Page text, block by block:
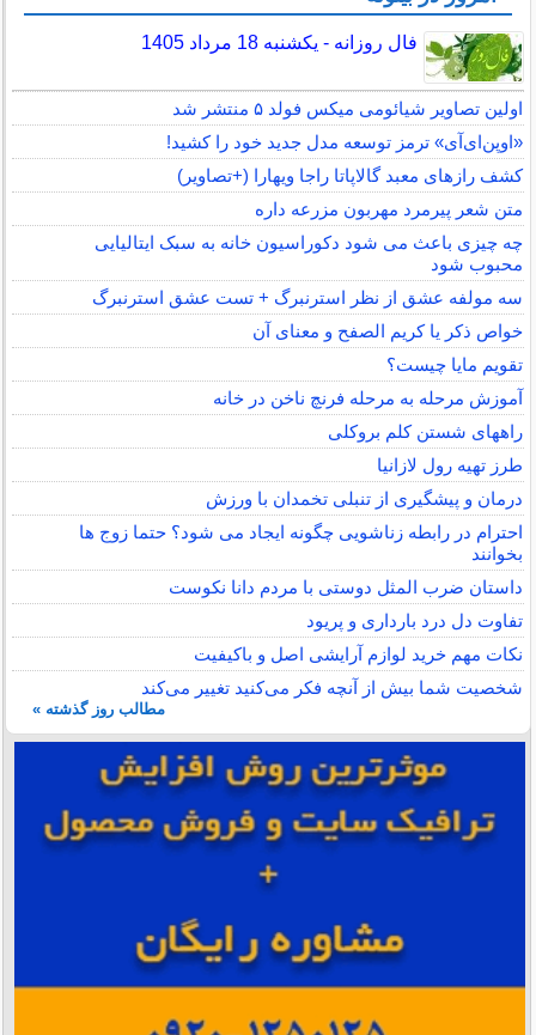
فال روزانه - یکشنبه 18 مرداد 1405
اولین تصاویر شیائومی میکس فولد ۵ منتشر شد
«اوپن‌ای‌آی» ترمز توسعه مدل جدید خود را کشید!
کشف رازهای معبد گالاپاتا راجا ویهارا (+تصاویر)
متن شعر پیرمرد مهربون مزرعه داره
چه چیزی باعث می شود دکوراسیون خانه به سبک ایتالیایی
محبوب شود
سه مولفه عشق از نظر استرنبرگ + تست عشق استرنبرگ
خواص ذکر یا کریم الصفح و معنای آن
تقویم مایا چیست؟
آموزش مرحله به مرحله فرنچ ناخن در خانه
راههای شستن کلم بروکلی
طرز تهیه رول لازانیا
درمان و پیشگیری از تنبلی تخمدان با ورزش
احترام در رابطه زناشویی چگونه ایجاد می شود؟ حتما زوج ها
بخوانند
داستان ضرب المثل دوستی با مردم دانا نكوست
تفاوت دل درد بارداری و پریود
نکات مهم خرید لوازم آرایشی اصل و باکیفیت
شخصیت شما بیش از آنچه فکر می‌کنید تغییر می‌کند
مطالب روز گذشته »